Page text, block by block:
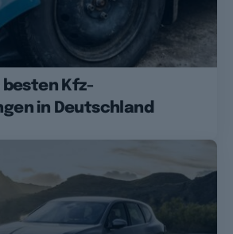
besten Kfz-
in Deutschland